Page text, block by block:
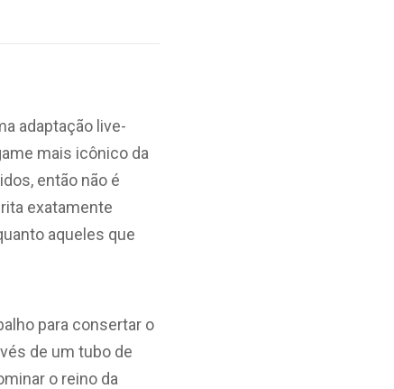
adaptação live-
mais icônico da
então não é
exatamente
aqueles que
para consertar o
de um tubo de
o reino da